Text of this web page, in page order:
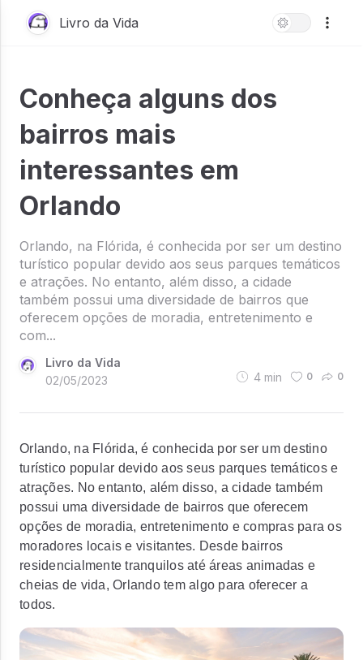
Livro da Vida
Conheça alguns dos
bairros mais
interessantes em
Orlando
Orlando, na Flórida, é conhecida por ser um destino
turístico popular devido aos seus parques temáticos
e atrações. No entanto, além disso, a cidade
também possui uma diversidade de bairros que
oferecem opções de moradia, entretenimento e
com...
Livro da Vida
02/05/2023
4 min 0 0
Orlando, na Flórida, é conhecida por ser um destino
turístico popular devido aos seus parques temáticos e
atrações. No entanto, além disso, a cidade também
possui uma diversidade de bairros que oferecem
opções de moradia, entretenimento e compras para os
moradores locais e visitantes. Desde bairros
residencialmente tranquilos até áreas animadas e
cheias de vida, Orlando tem algo para oferecer a
todos.